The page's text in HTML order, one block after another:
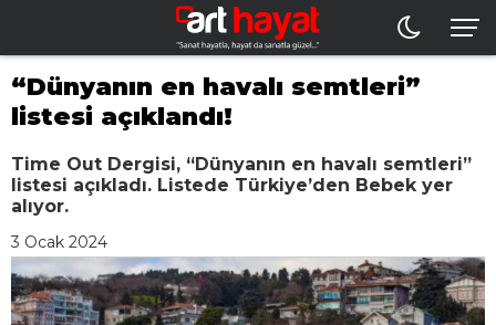
“Dünyanın en havalı semtleri”
listesi açıklandı!
Time Out Dergisi, “Dünyanın en havalı semtleri”
listesi açıkladı. Listede Türkiye’den Bebek yer
alıyor.
3 Ocak 2024